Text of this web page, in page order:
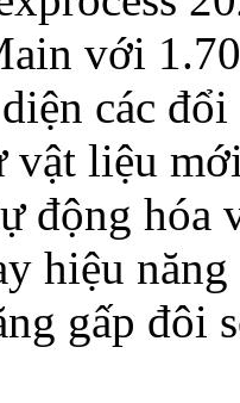
với
các
vật liệu
động
hiệu
gấp đôi